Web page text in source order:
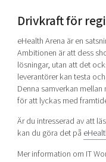
Drivkraft för
eHealth Arena är en
Ambitionen är att dess
lösningar, utan att det
leverantörer kan testa
Denna samverkan
för att lyckas med
Är du intresserad av att
kan du göra det på
Mer information om IT